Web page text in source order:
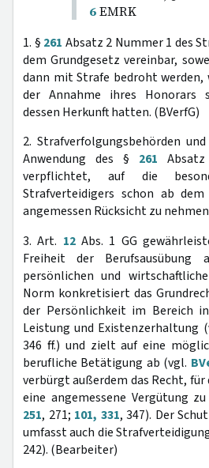
6EMRK
1. § 261 Absatz 2 Nummer 1 des
dem Grundgesetz vereinbar,
dann mit Strafe bedroht
der Annahme ihres Honorars
dessen Herkunft hatten. (BVerfG)
2. Strafverfolgungsbehörden
Anwendung des § 261
verpflichtet, auf die
Strafverteidigers schon ab
angemessen Rücksicht zu
3. Art. 12Abs. 1 GG
Freiheit der Berufsausübung
persönlichen und
Norm konkretisiert das
der Persönlichkeit im Bereich
Leistung und Existenzerhaltung
346 ff.) und zielt auf eine
berufliche Betätigung ab (vgl.
verbürgt außerdem das Recht,
eine angemessene Vergütung
251, 271; 101, 331, 347). Der
umfasst auch die
242). (Bearbeiter)